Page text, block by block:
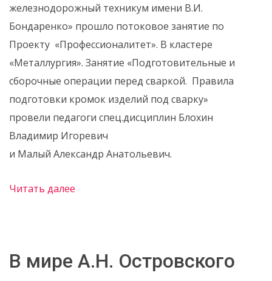
железнодорожный техникум имени В.И.
Бондаренко» прошло потоковое занятие по
Проекту «Профессионалитет». В кластере
«Металлургия». Занятие «Подготовительные и
сборочные операции перед сваркой. Правила
подготовки кромок изделий под сварку»
провели педагоги спец.дисциплин Блохин
Владимир Игоревич
и Малый Александр Анатольевич.
Читать далее
В мире А.Н. Островского